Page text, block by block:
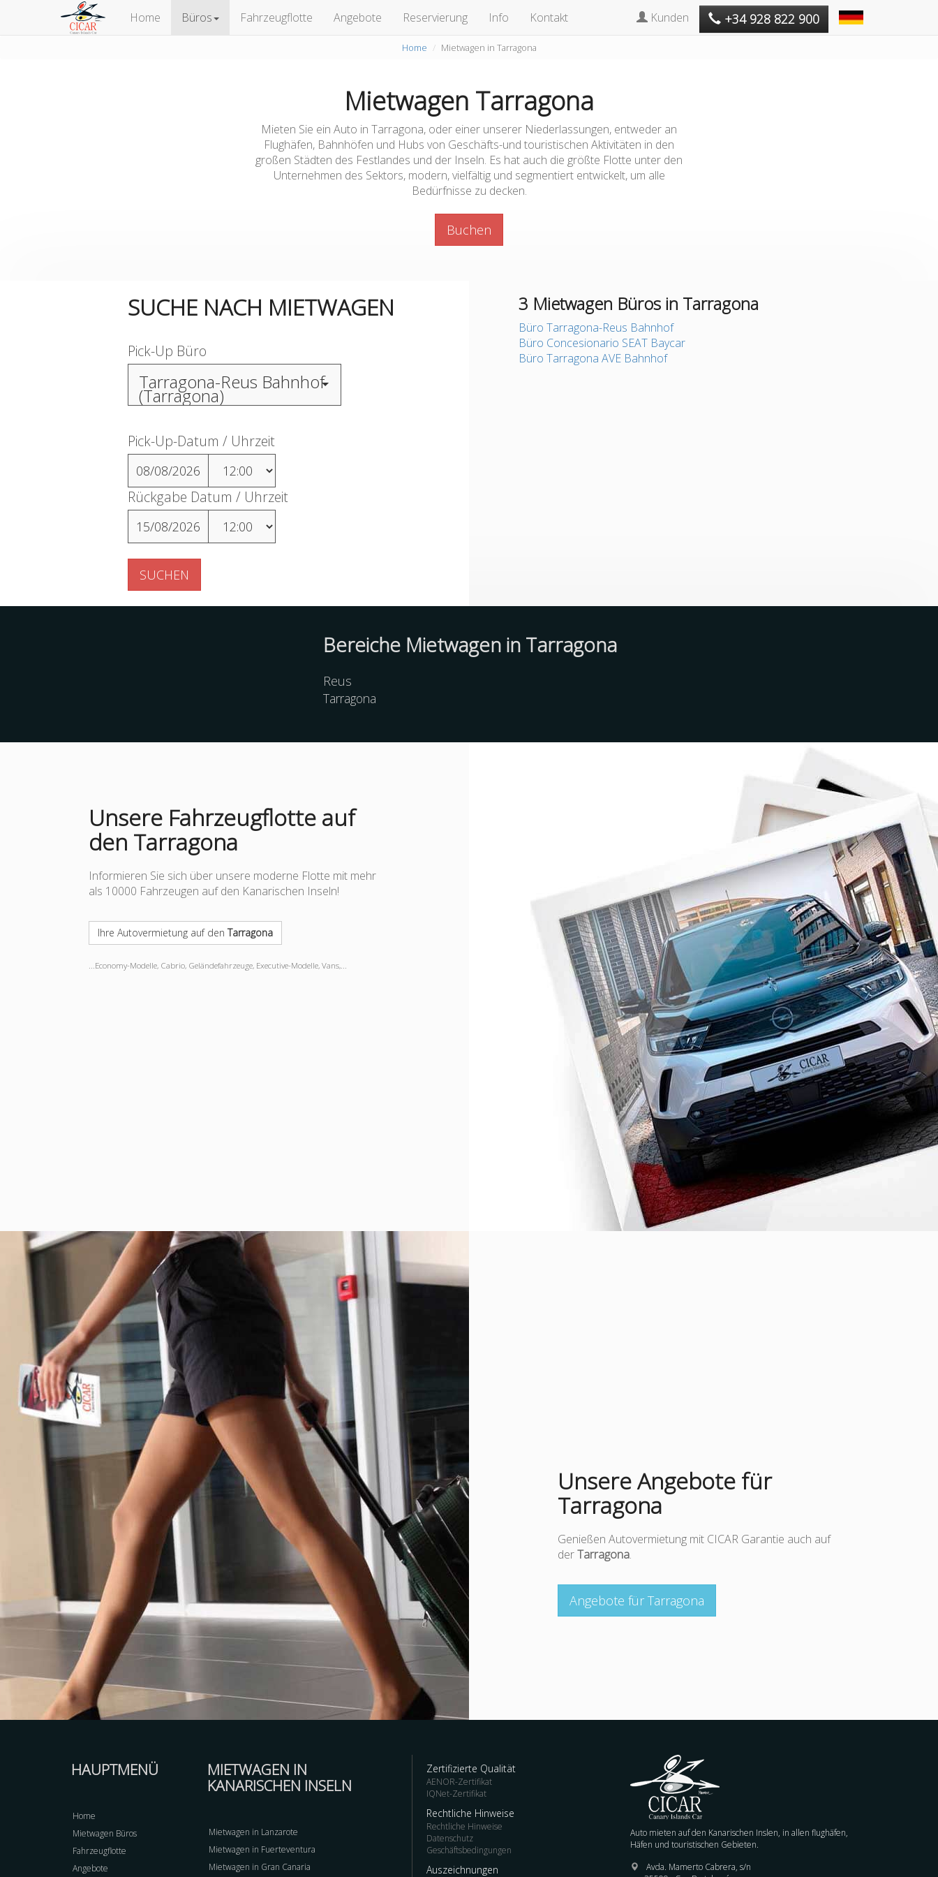
Home Büros Fahrzeugflotte Angebote Reservierung Info Kontakt Kunden +34 928 822 900
Home Mietwagen in Tarragona
Mietwagen Tarragona
Mieten Sie ein Auto in Tarragona, oder einer unserer Niederlassungen, entweder an
Flughäfen, Bahnhöfen und Hubs von Geschäfts-und touristischen Aktivitäten in den
großen Städten des Festlandes und der Inseln. Es hat auch die größte Flotte unter den
Unternehmen des Sektors, modern, vielfältig und segmentiert entwickelt, um alle
Bedürfnisse zu decken.
Buchen
SUCHE NACH MIETWAGEN
Pick-Up Büro
Tarragona-Reus Bahnhof
(Tarragona)
Pick-Up-Datum / Uhrzeit
08/08/2026
Rückgabe Datum / Uhrzeit
15/08/2026
SUCHEN
3 Mietwagen Büros in Tarragona
Büro Tarragona-Reus Bahnhof
Büro Concesionario SEAT Baycar
Büro Tarragona AVE Bahnhof
Bereiche Mietwagen in Tarragona
Reus
Tarragona
Unsere Fahrzeugflotte auf
den Tarragona
Informieren Sie sich über unsere moderne Flotte mit mehr
als 10000 Fahrzeugen auf den Kanarischen Inseln!
Ihre Autovermietung auf den Tarragona
...Economy-Modelle, Cabrio, Geländefahrzeuge, Executive-Modelle, Vans,...
Unsere Angebote für
Tarragona
Genießen Autovermietung mit CICAR Garantie auch auf
derTarragona.
Angebote für Tarragona
HAUPTMENÜ
Home
Mietwagen Büros
Fahrzeugflotte
Angebote
MIETWAGEN IN
KANARISCHEN INSELN
Mietwagen in Lanzarote
Mietwagen in Fuerteventura
Mietwagen in Gran Canaria
Zertifizierte Qualität
AENOR-Zertifikat
IQNet-Zertifikat
Rechtliche Hinweise
Rechtliche Hinweise
Datenschutz
Geschäftsbedingungen
Auszeichnungen
Auto mieten auf den Kanarischen Inslen, in allen flughäfen,
Häfen und touristischen Gebieten.
Avda. Mamerto Cabrera, s/n